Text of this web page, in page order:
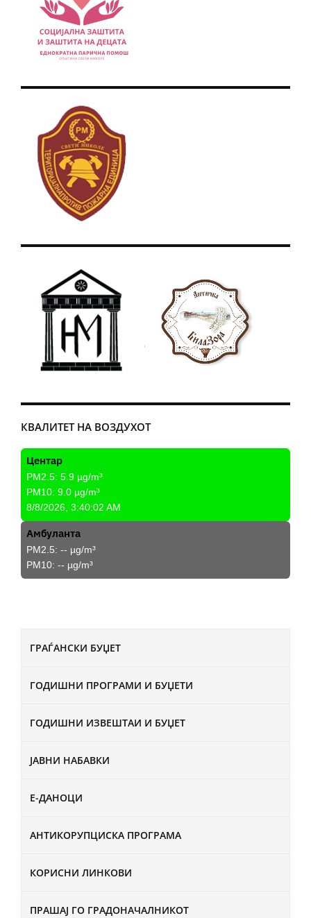
ГРАЃАНСКИ БУЏЕТ
ГОДИШНИ ПРОГРАМИ И БУЏЕТИ
ГОДИШНИ ИЗВЕШТАИ И БУЏЕТ
ЈАВНИ НАБАВКИ
Е-ДАНОЦИ
АНТИКОРУПЦИСКА ПРОГРАМА
КОРИСНИ ЛИНКОВИ
ПРАШАЈ ГО ГРАДОНАЧАЛНИКОТ
КВАЛИТЕТ НА ВОЗДУХОТ
Центар
PM2.5: 5.9 µg/m³
PM10: 9.0 µg/m³
8/8/2026, 3:40:02 AM
Амбуланта
PM2.5: -- µg/m³
PM10: -- µg/m³